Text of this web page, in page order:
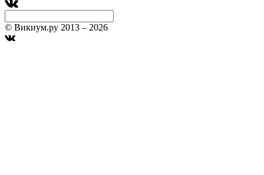
© Викиум.ру 2013 – 2026